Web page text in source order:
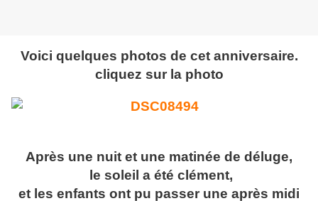
Voici quelques photos de cet anniversaire.
cliquez sur la photo
Après une nuit et une matinée de déluge,
le soleil a été clément,
et les enfants ont pu passer une après midi